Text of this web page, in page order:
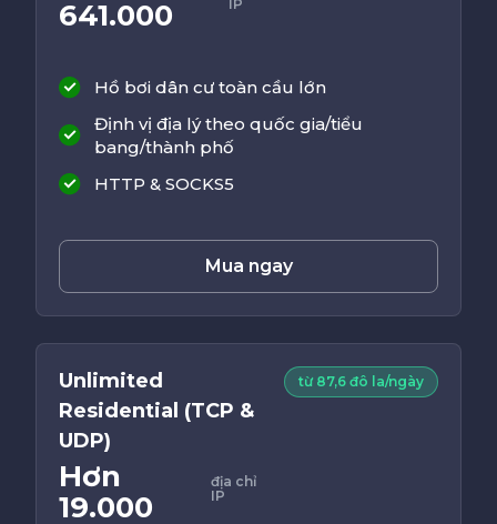
641.000
IP
Hồ bơi dân cư toàn cầu lớn
Định vị địa lý theo quốc gia/tiểu
bang/thành phố
HTTP & SOCKS5
Mua ngay
Unlimited
Residential (TCP &
UDP)
Hơn
19.000
địa chỉ
IP
từ 87,6 đô la/ngày